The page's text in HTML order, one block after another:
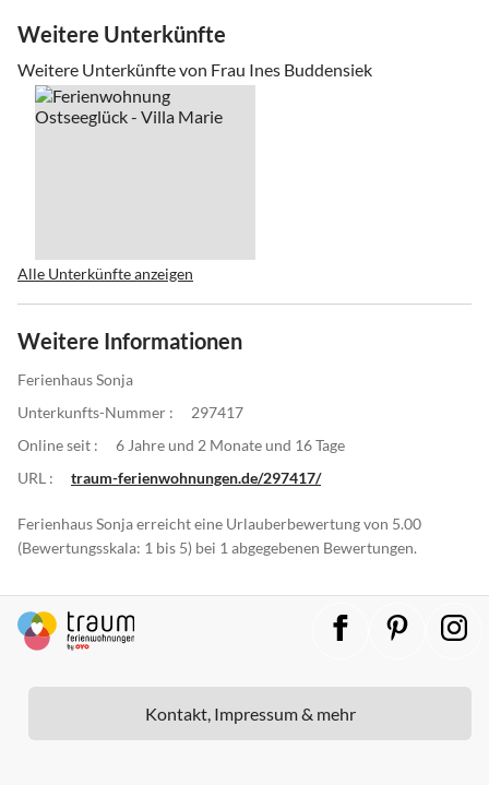
Weitere Unterkünfte
Weitere Unterkünfte von Frau Ines Buddensiek
Alle Unterkünfte anzeigen
Weitere Informationen
Ferienhaus Sonja
Unterkunfts-Nummer :
297417
Online seit :
6 Jahre und 2 Monate und 16 Tage
URL :
traum-ferienwohnungen.de/297417/
Ferienhaus Sonja erreicht eine Urlauberbewertung von 5.00
(Bewertungsskala: 1 bis 5) bei 1 abgegebenen Bewertungen.
Kontakt, Impressum & mehr